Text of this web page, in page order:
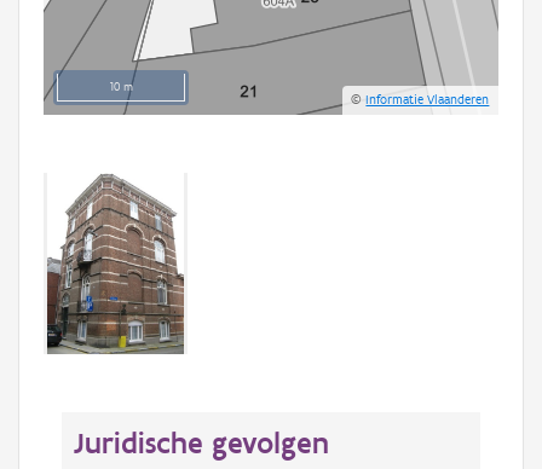
10 m
©Informatie Vlaanderen
Juridische gevolgen